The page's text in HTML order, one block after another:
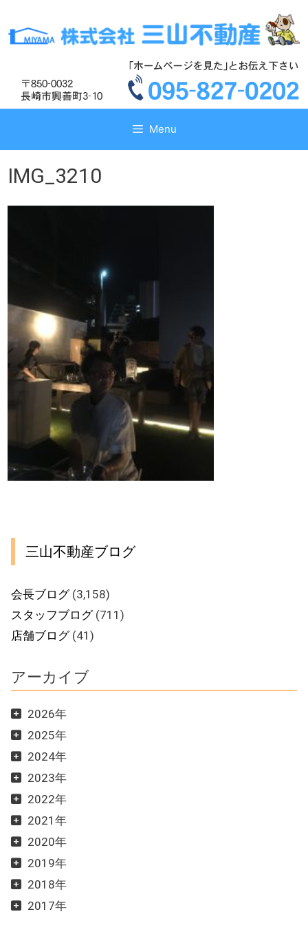
テ
ス
テ
ス
Menu
IMG_3210
三山不動産ブログ
会長ブログ(3,158)
スタッフブログ(711)
店舗ブログ(41)
アーカイブ
2026年
2025年
2024年
2023年
2022年
2021年
2020年
2019年
2018年
2017年